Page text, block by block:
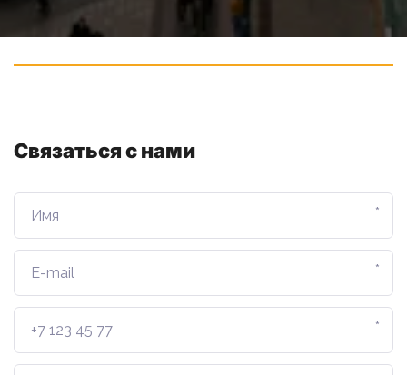
Связаться с нами
*
*
*